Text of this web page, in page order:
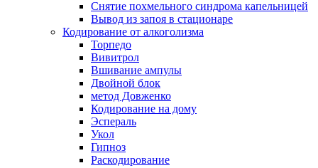
Снятие похмельного синдрома капельницей
Вывод из запоя в стационаре
Кодирование от алкоголизма
Торпедо
Вивитрол
Вшивание ампулы
Двойной блок
метод Довженко
Кодирование на дому
Эспераль
Укол
Гипноз
Раскодирование